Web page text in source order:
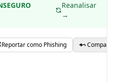
Reanalisar
→
Reportar como Phishing